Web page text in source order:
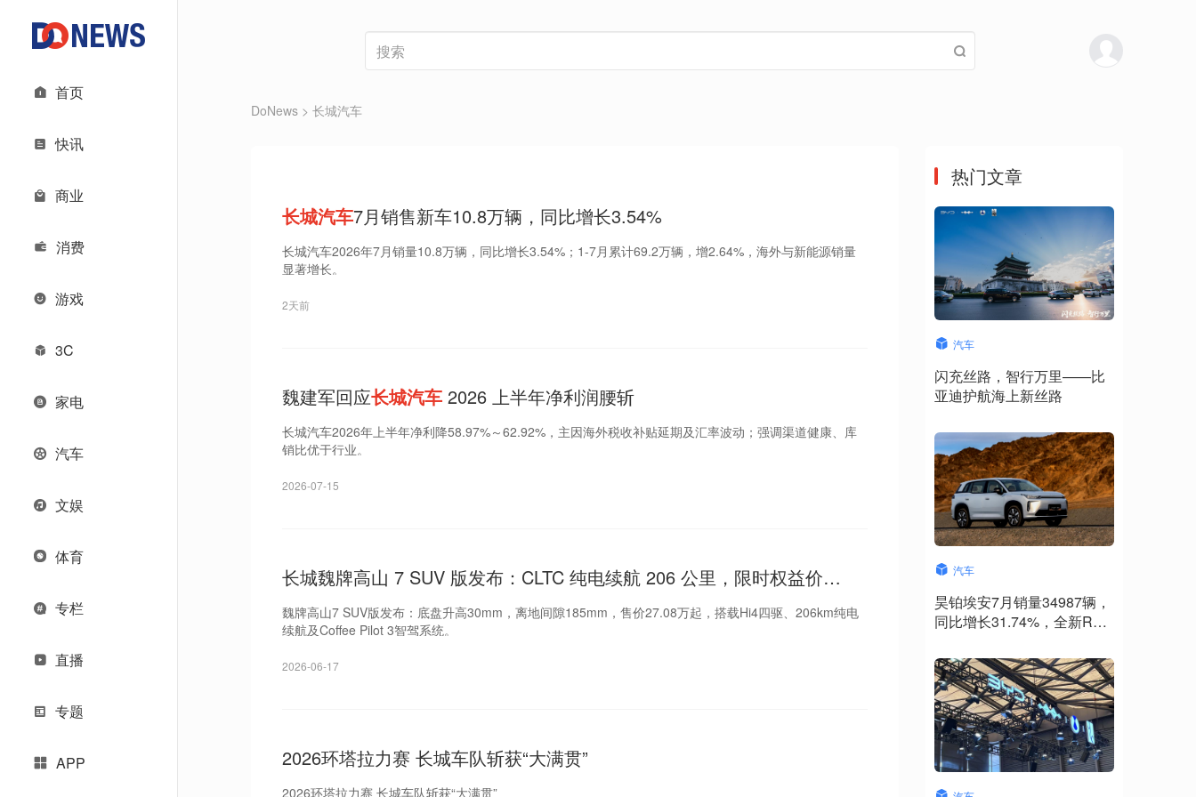
首页
快讯
商业
消费
游戏
3C
家电
汽车
文娱
体育
专栏
直播
专题
APP
DoNews > 长城汽车
长城汽车7月销售新车10.8万辆，同比增长3.54%
长城汽车2026年7月销量10.8万辆，同比增长3.54%；1-7月累计69.2万辆，增2.64%，海外与新能源销量
显著增长。
2天前
魏建军回应长城汽车 2026 上半年净利润腰斩
长城汽车2026年上半年净利降58.97%～62.92%，主因海外税收补贴延期及汇率波动；强调渠道健康、库
销比优于行业。
2026-07-15
长城魏牌高山 7 SUV 版发布：CLTC 纯电续航 206 公里，限时权益价
27.08 万元
魏牌高山7 SUV版发布：底盘升高30mm，离地间隙185mm，售价27.08万起，搭载Hi4四驱、206km纯电
续航及Coffee Pilot 3智驾系统。
2026-06-17
2026环塔拉力赛 长城车队斩获“大满贯”
2026环塔拉力赛 长城车队斩获“大满贯”
热门文章
汽车
闪充丝路，智行万里——比
亚迪护航海上新丝路
汽车
昊铂埃安7月销量34987辆，
同比增长31.74%，全新Ray